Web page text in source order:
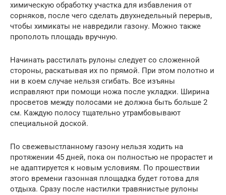
химическую обработку участка для избавления от
сорняков, после чего сделать двухнедельный перерыв,
чтобы химикаты не навредили газону. Можно также
прополоть площадь вручную.
Начинать расстилать рулоны следует со сложенной
стороны, раскатывая их по прямой. При этом полотно и
ни в коем случае нельзя сгибать. Все изъяны
исправляют при помощи ножа после укладки. Ширина
просветов между полосами не должна быть больше 2
см. Каждую полосу тщательно утрамбовывают
специальной доской.
По свежевыстланному газону нельзя ходить на
протяжении 45 дней, пока он полностью не прорастет и
не адаптируется к новым условиям. По прошествии
этого времени газонная площадка будет готова для
отдыха. Сразу после настилки травянистые рулоны